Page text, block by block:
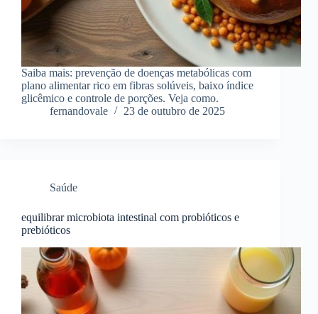
Saiba mais: prevenção de doenças metabólicas com
plano alimentar rico em fibras solúveis, baixo índice
glicêmico e controle de porções. Veja como.
fernandovale
23 de outubro de 2025
Saúde
equilibrar microbiota intestinal com probióticos e
prebióticos